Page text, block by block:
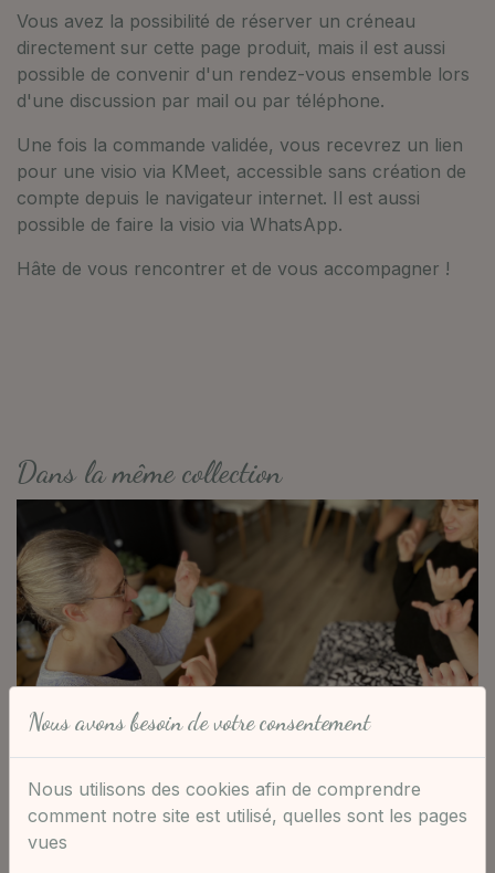
Vous avez la possibilité de réserver un créneau
directement sur cette page produit, mais il est aussi
possible de convenir d'un rendez-vous ensemble lors
d'une discussion par mail ou par téléphone.
Une fois la commande validée, vous recevrez un lien
pour une visio via KMeet, accessible sans création de
compte depuis le navigateur internet. Il est aussi
possible de faire la visio via WhatsApp.
Hâte de vous rencontrer et de vous accompagner !
Dans la même collection
Nous avons besoin de votre consentement
Nous utilisons des cookies afin de comprendre
comment notre site est utilisé, quelles sont les pages
vues